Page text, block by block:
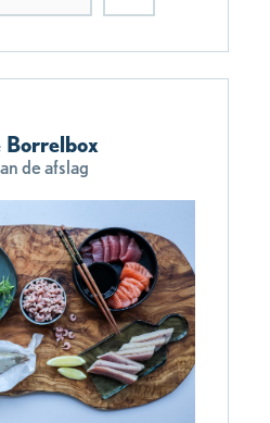
Borrelbox
de afslag